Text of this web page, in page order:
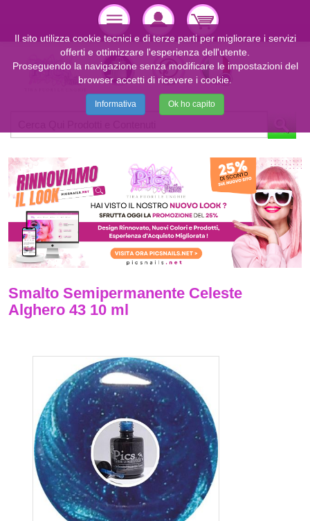
Smalto Semipermanente Celeste
Alghero 43 10 ml
Il sito utilizza cookie tecnici e di terze parti per migliorare i servizi
offerti e ottimizzare l'esperienza dell'utente.
Proseguendo la navigazione senza modificare le impostazioni del
browser accetti di ricevere i cookie.
Informativa Ok ho capito